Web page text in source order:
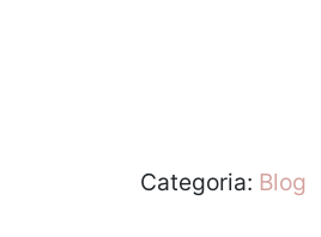
Categoria: Blog